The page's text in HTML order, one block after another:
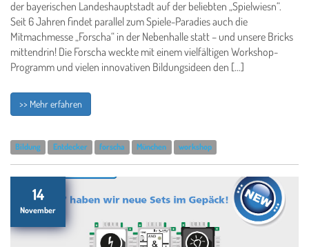
der bayerischen Landeshauptstadt auf der beliebten „Spielwiesn“.
Seit 6 Jahren findet parallel zum Spiele-Paradies auch die
Mitmachmesse „Forscha“ in der Nebenhalle statt – und unsere Bricks
mittendrin! Die Forscha weckte mit einem vielfältigen Workshop-
Programm und vielen innovativen Bildungsideen den […]
>> Mehr erfahren
Bildung Entdecker forscha München workshop
14
November